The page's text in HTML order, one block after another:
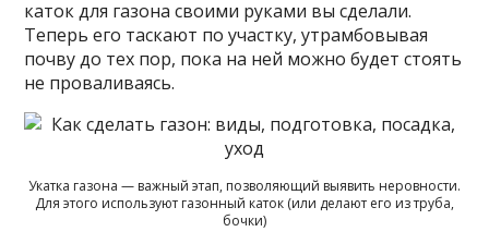
каток для газона своими руками вы сделали.
Теперь его таскают по участку, утрамбовывая
почву до тех пор, пока на ней можно будет стоять
не проваливаясь.
Укатка газона — важный этап, позволяющий выявить неровности.
Для этого используют газонный каток (или делают его из труба,
бочки)